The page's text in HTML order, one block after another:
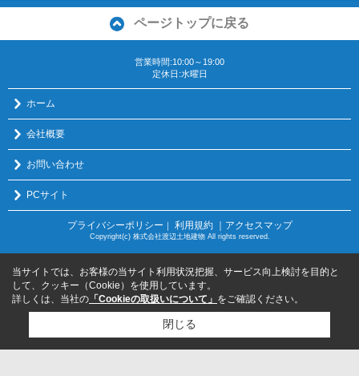
ページトップに戻る
営業時間:10:00～19:00
定休日:水曜日
ホーム
会社概要
お問い合わせ
PCサイト
プライバシーポリシー ｜ 利用規約 ｜アクセスマップ
Copyright(c) 株式会社渡辺土地建物 All rights reserved.
当サイトでは、お客様の当サイト利用状況把握、サービス向上検討を目的と
して、クッキー（Cookie）を使用しています。
詳しくは、当社の 「Cookieの取扱いについて」 をご確認ください。
閉じる